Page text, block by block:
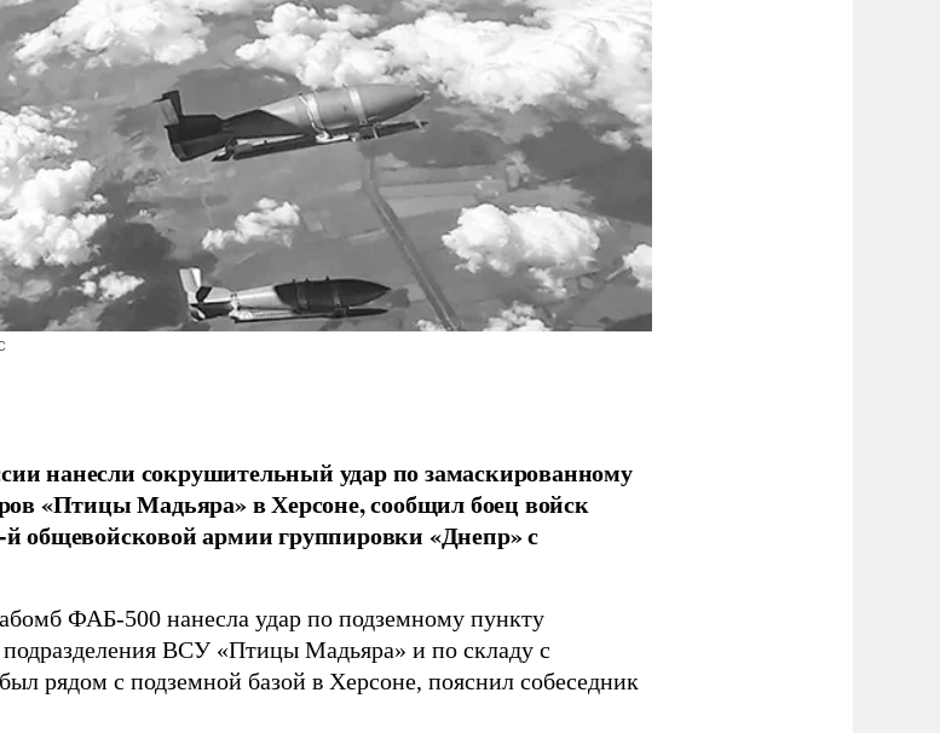
нанесли сокрушительный удар по замаскированному
«Птицы Мадьяра» в Херсоне, сообщил боец войск
общевойсковой армии группировки «Днепр» с
ФАБ-500 нанесла удар по подземному пункту
ВСУ «Птицы Мадьяра» и по складу с
рядом с подземной базой в Херсоне, пояснил собеседник